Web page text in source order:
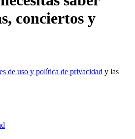
conciertos y
de uso y política de privacidad y las